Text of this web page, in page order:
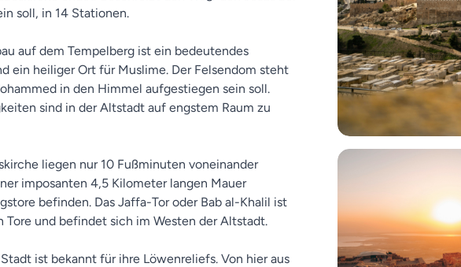
soll, in 14 Stationen.
auf dem Tempelberg ist ein bedeutendes
ein heiliger Ort für Muslime. Der Felsendom steht
in den Himmel aufgestiegen sein soll.
sind in der Altstadt auf engstem Raum zu
liegen nur 10 Fußminuten voneinander
imposanten 4,5 Kilometer langen Mauer
befinden. Das Jaffa-Tor oder Bab al-Khalil ist
Tore und befindet sich im Westen der Altstadt.
ist bekannt für ihre Löwenreliefs. Von hier aus